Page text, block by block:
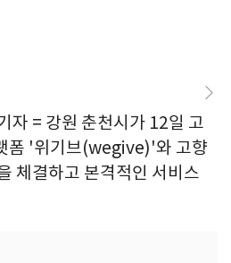
자 = 강원 춘천시가 12일 고
폼 '위기브(wegive)'와 고향
체결하고 본격적인 서비스